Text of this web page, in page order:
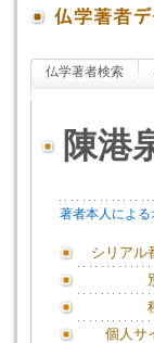
仏学著者検索
陳港
著者本人によ
シリアル
個人サ